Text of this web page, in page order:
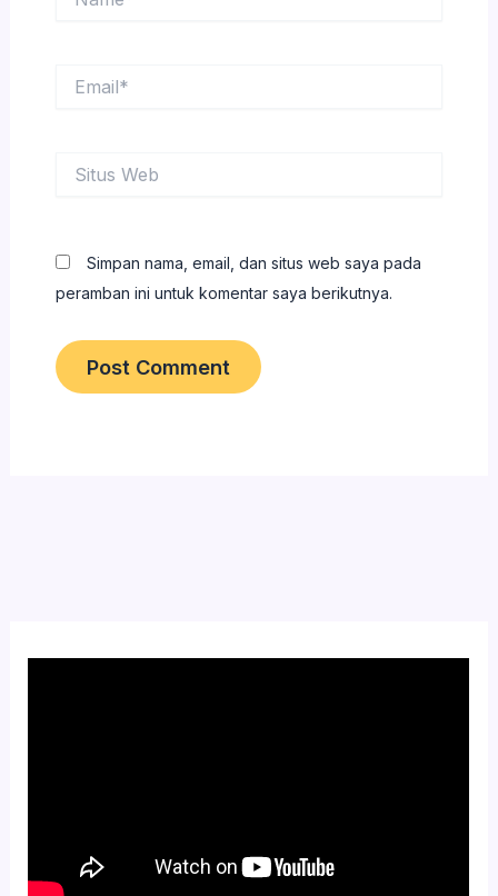
Web
Simpan nama, email, dan situs web saya pada
peramban ini untuk komentar saya berikutnya.